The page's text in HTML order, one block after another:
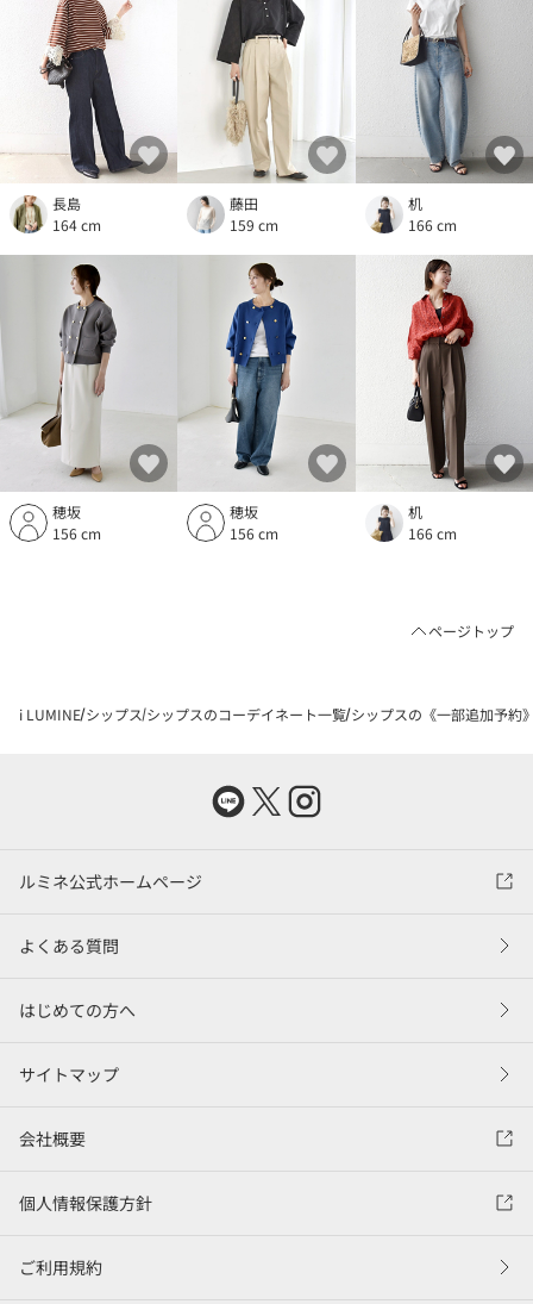
長島
164 cm
藤田
159 cm
机
166 cm
穂坂
156 cm
穂坂
156 cm
机
166 cm
ページトップ
i LUMINE シップス シップスのコーデイネート一覧 シップスの《一部追加予約
ルミネ公式ホームページ
よくある質問
はじめての方へ
サイトマップ
会社概要
個人情報保護方針
ご利用規約